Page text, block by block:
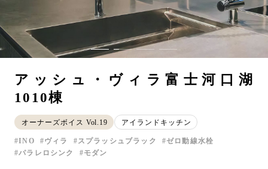
ジャーナルを読む
オンラインストア
お知らせ
よくあるご質問
お問い合わせ
アッシュ・ヴィラ富士河口湖
1010棟
オーナーズボイス Vol.19 アイランドキッチン
INO ヴィラ スプラッシュブラック
ゼロ動線水栓
パラレロシンク
モダン